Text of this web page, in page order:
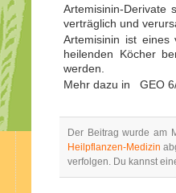
Artemisinin-Derivate
verträglich und
Artemisinin ist
heilenden Köcher
werden.
Mehr dazu in GEO
Der Beitrag wurde am
Heilpflanzen-Medizin
verfolgen. Du kannst